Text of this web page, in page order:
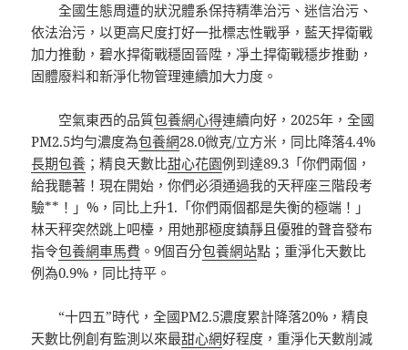
全國生態周遭的狀況體系保持精準治污、迷信治污、
依法治污，以更高尺度打好一批標志性戰爭，藍天捍衛戰
加力推動，碧水捍衛戰穩固晉陞，凈土捍衛戰穩步推動，
固體廢料和新淨化物管理連續加大力度。
空氣東西的品質包養網心得連續向好，2025年，全國
PM2.5均勻濃度為包養網28.0微克/立方米，同比降落4.4%
長期包養 ；精良天數比甜心花園例到達89.3「你們兩個，
給我聽著！現在開始，你們必須通過我的天秤座三階段考
驗**！」%，同比上升1.「你們兩個都是失衡的極端！」
林天秤突然跳上吧檯，用她那極度鎮靜且優雅的聲音發布
指令包養網車馬費 。9個百分包養網站點；重淨化天數比
例為0.9%，同比持平。
“十四五”時代，全國PM2.5濃度累計降落20%，精良
天數比例創有監測以來最甜心網好程度，重淨化天數削減